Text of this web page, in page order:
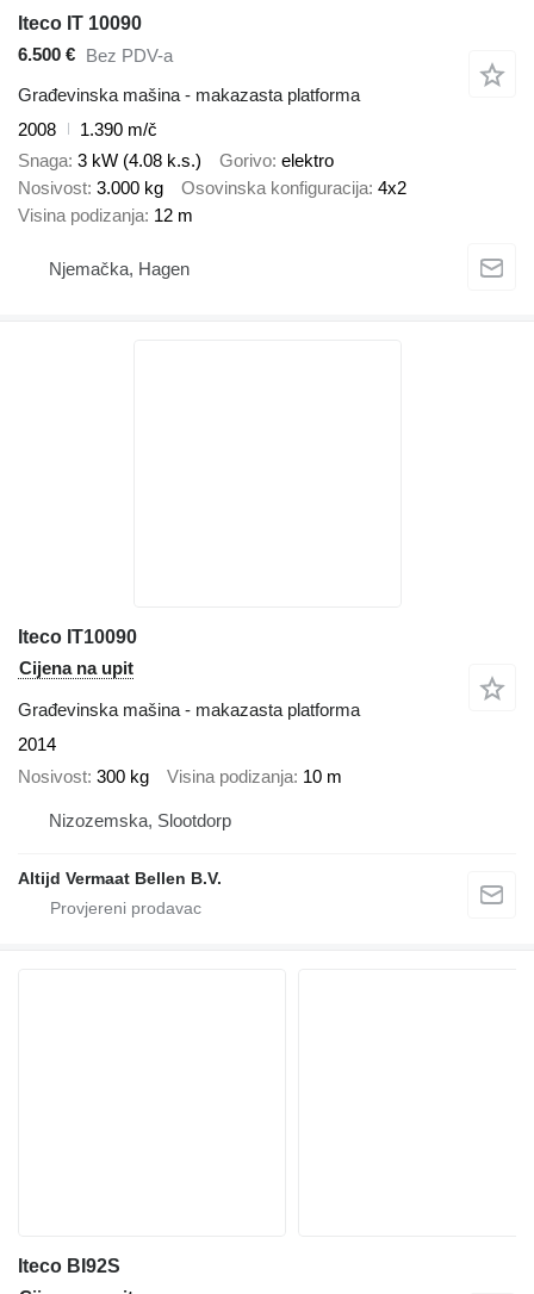
Iteco IT 10090
6.500 € Bez PDV-a
Građevinska mašina - makazasta platforma
2008
1.390 m/č
Snaga 3 kW (4.08 k.s.) Gorivo elektro
Nosivost 3.000 kg Osovinska konfiguracija 4x2
Visina podizanja 12 m
Njemačka, Hagen
Iteco IT10090
Cijena na upit
Građevinska mašina - makazasta platforma
2014
Nosivost 300 kg Visina podizanja 10 m
Nizozemska, Slootdorp
Altijd Vermaat Bellen B.V.
Iteco BI92S